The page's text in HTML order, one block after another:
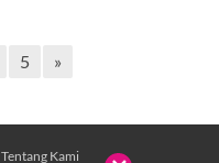
5 »
Tentang Kami